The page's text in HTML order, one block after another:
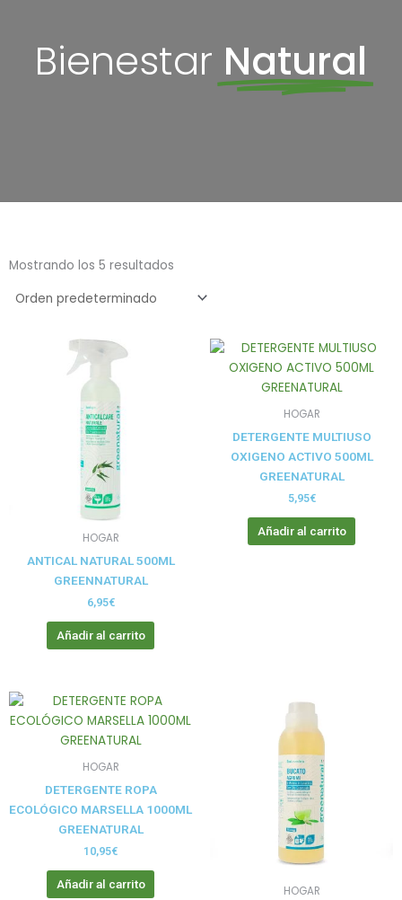
Bienestar Natural
Mostrando los 5 resultados
HOGAR
ANTICAL NATURAL 500ML
GREENNATURAL
6,95€
Añadir al carrito
HOGAR
DETERGENTE MULTIUSO
OXIGENO ACTIVO 500ML
GREENATURAL
5,95€
Añadir al carrito
HOGAR
DETERGENTE ROPA
ECOLÓGICO MARSELLA 1000ML
GREENATURAL
10,95€
Añadir al carrito
HOGAR